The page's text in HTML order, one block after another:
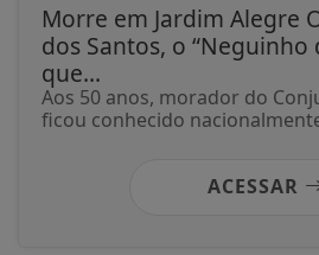
Morre em Jardim Alegre
dos Santos, o “Neguinho
que...
Aos 50 anos, morador do
ficou conhecido
ACESSAR